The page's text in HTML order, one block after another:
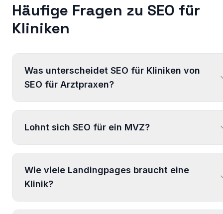
Häufige Fragen zu SEO für
Kliniken
Was unterscheidet SEO für Kliniken von
SEO für Arztpraxen?
Lohnt sich SEO für ein MVZ?
Wie viele Landingpages braucht eine
Klinik?